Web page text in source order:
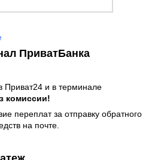
ПриватБанка
Приват24 и в терминале
комиссии!
переплат за отправку обратного
на почте.